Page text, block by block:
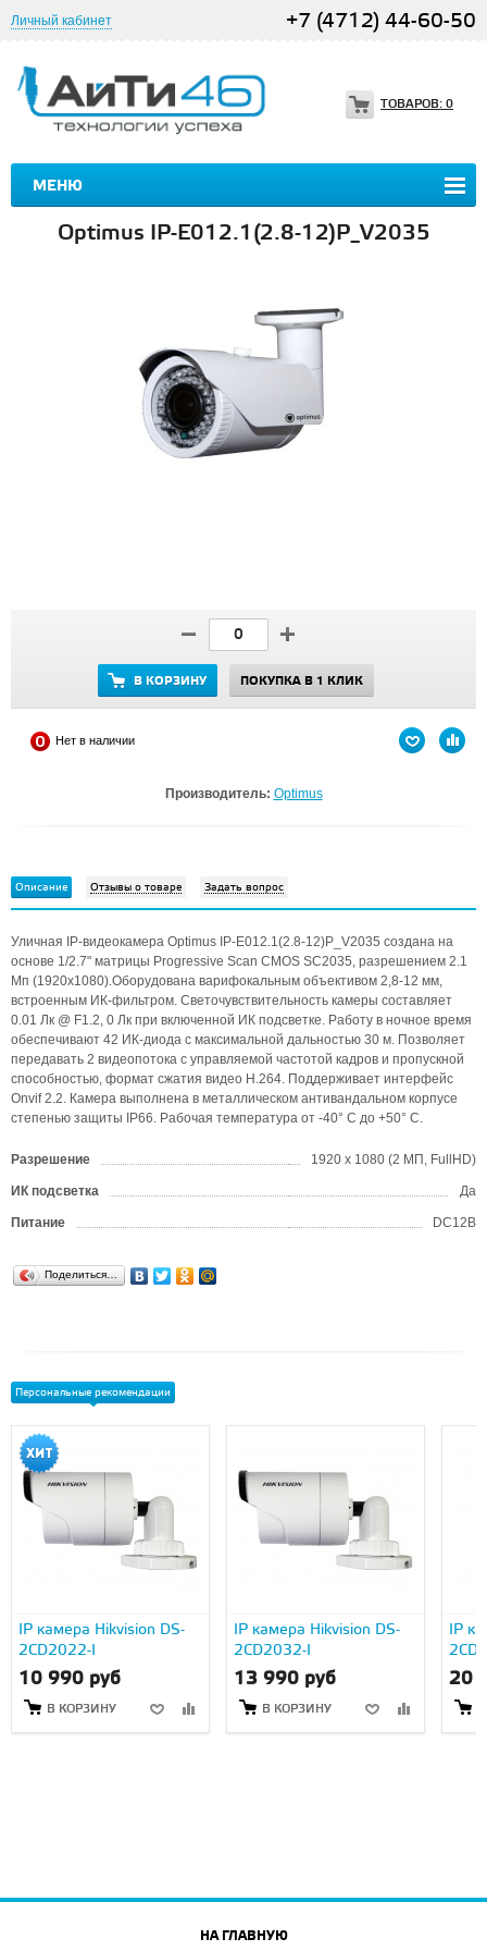
Личный кабинет +7 (4712) 44-60-50
МЕНЮ
ТОВАРОВ: 0
Optimus IP-E012.1(2.8-12)P_V2035
В КОРЗИНУ ПОКУПКА В 1 КЛИК
Нет в наличии
Производитель: Optimus
Описание Отзывы о товаре Задать вопрос
Уличная IP-видеокамера Optimus IP-E012.1(2.8-12)P_V2035 создана на
основе 1/2.7" матрицы Progressive Scan CMOS SC2035, разрешением 2.1
Мп (1920х1080).Оборудована варифокальным объективом 2,8-12 мм,
встроенным ИК-фильтром. Светочувствительность камеры составляет
0.01 Лк @ F1.2, 0 Лк при включенной ИК подсветке. Работу в ночное время
обеспечивают 42 ИК-диода с максимальной дальностью 30 м. Позволяет
передавать 2 видеопотока с управляемой частотой кадров и пропускной
способностью, формат сжатия видео H.264. Поддерживает интерфейс
Onvif 2.2. Камера выполнена в металлическом антивандальном корпусе
степенью защиты IP66. Рабочая температура от -40° С до +50° С.
Разрешение 1920 x 1080 (2 МП, FullHD)
ИК подсветка Да
Питание DC12В
Поделиться…
Персональные рекомендации
IP камера Hikvision DS-
2CD2022-I
10 990 руб
В КОРЗИНУ
IP камера Hikvision DS-
2CD2032-I
13 990 руб
В КОРЗИНУ
IP
20
НА ГЛАВНУЮ